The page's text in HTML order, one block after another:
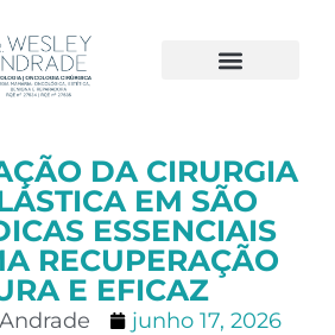
DA CIRURGIA
EM SÃO
ESSENCIAIS
RECUPERAÇÃO
E EFICAZ
junho 17, 2026